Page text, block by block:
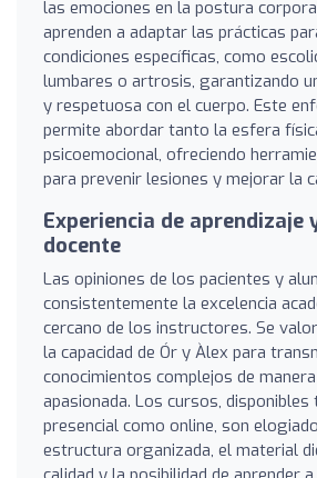
las emociones en la postura
aprenden a adaptar las prácticas
condiciones específicas, como
lumbares o artrosis, garantizando
y respetuosa con el cuerpo. Este
permite abordar tanto la esfera
psicoemocional, ofreciendo
para prevenir lesiones y mejorar la
Experiencia de aprendizaje
docente
Las opiniones de los pacientes y
consistentemente la excelencia
cercano de los instructores. Se
la capacidad de Ór y Àlex para
conocimientos complejos de
apasionada. Los cursos,
presencial como online, son
estructura organizada, el material